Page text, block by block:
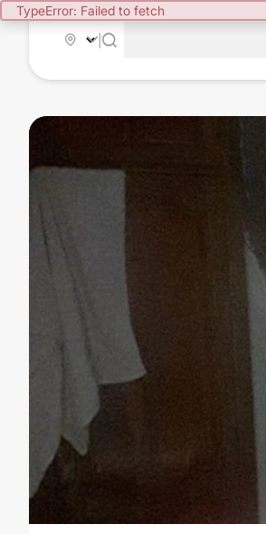
TypeError: Failed to fetch